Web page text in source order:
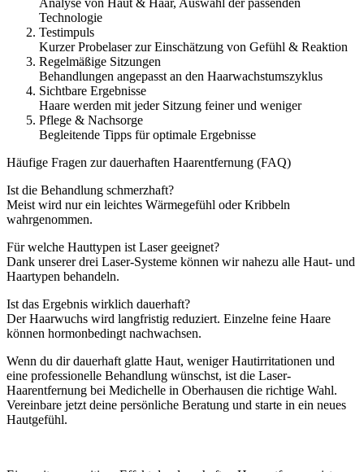
Analyse von Haut & Haar, Auswahl der passenden
Technologie
Testimpuls
Kurzer Probelaser zur Einschätzung von Gefühl & Reaktion
Regelmäßige Sitzungen
Behandlungen angepasst an den Haarwachstumszyklus
Sichtbare Ergebnisse
Haare werden mit jeder Sitzung feiner und weniger
Pflege & Nachsorge
Begleitende Tipps für optimale Ergebnisse
Häufige Fragen zur dauerhaften Haarentfernung (FAQ)
Ist die Behandlung schmerzhaft?
Meist wird nur ein leichtes Wärmegefühl oder Kribbeln
wahrgenommen.
Für welche Hauttypen ist Laser geeignet?
Dank unserer drei Laser-Systeme können wir nahezu alle Haut- und
Haartypen behandeln.
Ist das Ergebnis wirklich dauerhaft?
Der Haarwuchs wird langfristig reduziert. Einzelne feine Haare
können hormonbedingt nachwachsen.
Wenn du dir dauerhaft glatte Haut, weniger Hautirritationen und
eine professionelle Behandlung wünschst, ist die Laser-
Haarentfernung bei Medichelle in Oberhausen die richtige Wahl.
Vereinbare jetzt deine persönliche Beratung und starte in ein neues
Hautgefühl.